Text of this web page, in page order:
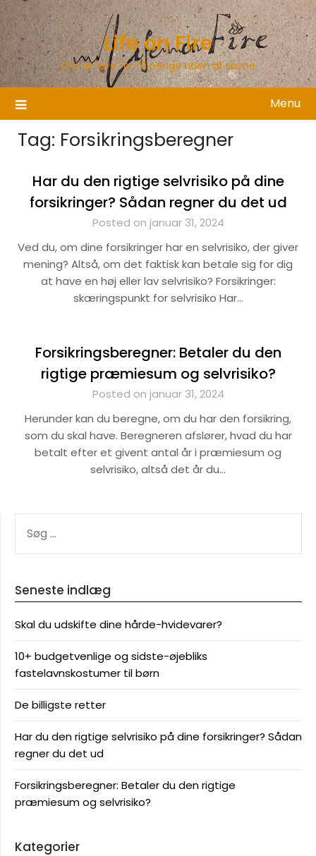
Skip
to
content
Life on Fire
Om at leve for få penge uden at savne
Menu
Tag: Forsikringsberegner
Har du den rigtige selvrisiko på dine
forsikringer? Sådan regner du det ud
Posted on januar 31, 2024
Ved du, om dine forsikringer har en selvrisiko, der giver
mening? Altså, om det faktisk kan betale sig for dig
at have en høj eller lav selvrisiko? Forsikringer:
skæringspunkt for selvrisiko Har…
Forsikringsberegner: Betaler du den
rigtige præmiesum og selvrisiko?
Posted on januar 31, 2024
Herunder kan du beregne, om du har den forsikring,
som du skal have. Beregneren afslører, hvad du har
betalt efter et givent antal år i præmiesum og
selvrisiko, altså det år du…
EFTER:
Seneste indlæg
Skal du udskifte dine hårde-hvidevarer?
10+ budgetvenlige og sidste-øjebliks
fastelavnskostumer til børn
De billigste retter
Har du den rigtige selvrisiko på dine forsikringer? Sådan
regner du det ud
Forsikringsberegner: Betaler du den rigtige
præmiesum og selvrisiko?
Kategorier